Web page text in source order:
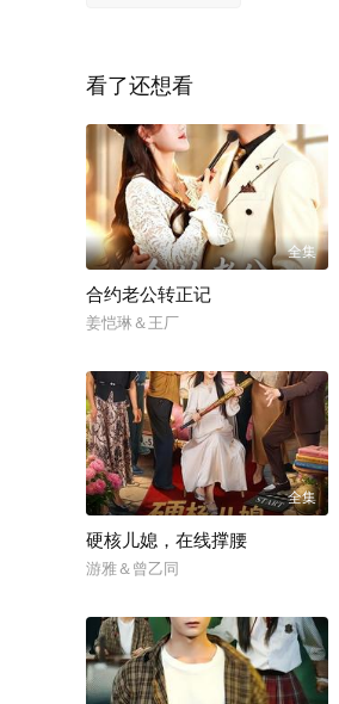
看了还想看
全集
合约老公转正记
姜恺琳＆王厂
全集
硬核儿媳，在线撑腰
游雅＆曾乙同